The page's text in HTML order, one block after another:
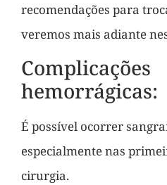
recomendações para
veremos mais adiante
Complicações
hemorrágicas:
É possível ocorrer
especialmente nas
cirurgia.